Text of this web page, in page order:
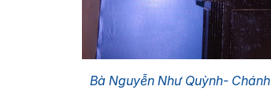
Bà Nguyễn Như Quỳnh-